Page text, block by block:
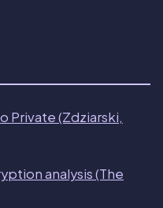
Private (Zdziarski,
analysis (The